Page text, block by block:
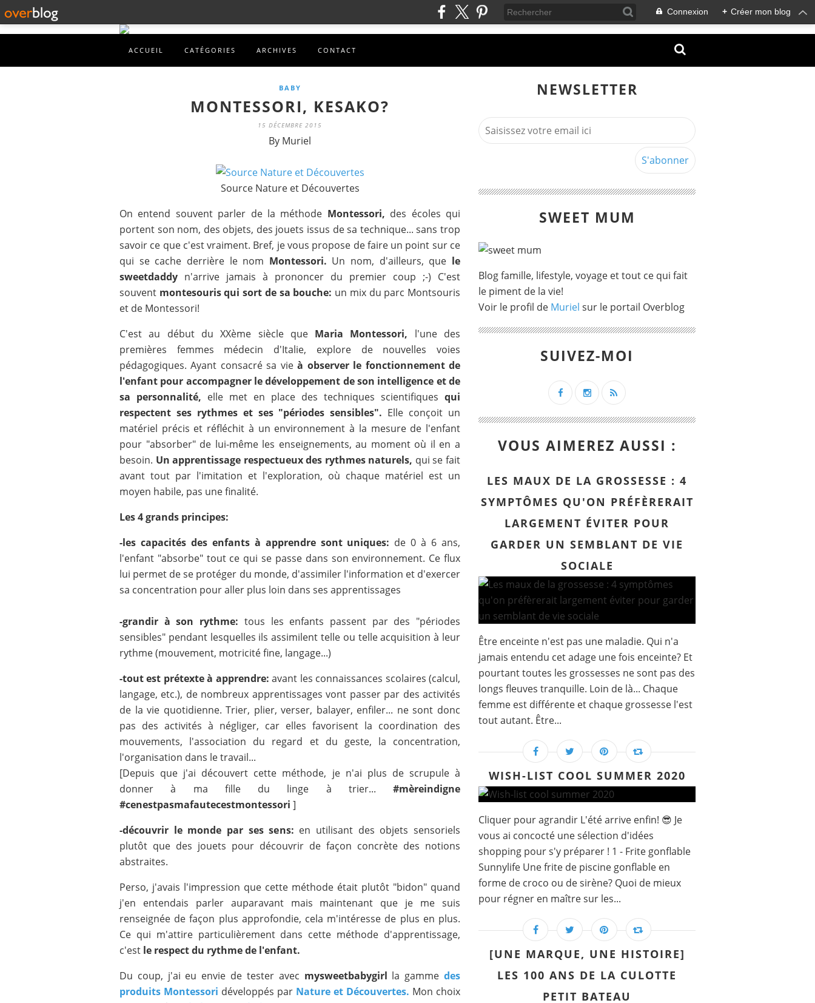
Connexion + Créer mon blog
ACCUEIL CATÉGORIES ARCHIVES CONTACT
BABY
MONTESSORI, KESAKO?
15 DÉCEMBRE 2015
By Muriel
Source Nature et Découvertes
On entend souvent parler de la méthode Montessori, des écoles qui
portent son nom, des objets, des jouets issus de sa technique... sans trop
savoir ce que c'est vraiment. Bref, je vous propose de faire un point sur ce
qui se cache derrière le nom Montessori. Un nom, d'ailleurs, que le
sweetdaddy n'arrive jamais à prononcer du premier coup ;-) C'est
souvent montesouris qui sort de sa bouche: un mix du parc Montsouris
et de Montessori!
C'est au début du XXème siècle que Maria Montessori, l'une des
premières femmes médecin d'Italie, explore de nouvelles voies
pédagogiques. Ayant consacré sa vieà observer le fonctionnement de
l'enfant pour accompagner le développement de son intelligence et de
sa personnalité, elle met en place des techniques scientifiques qui
respectent ses rythmes et ses "périodes sensibles". Elle conçoit un
matériel précis et réfléchit à un environnement à la mesure de l'enfant
pour "absorber" de lui-même les enseignements, au moment où il en a
besoin. Un apprentissage respectueux des rythmes naturels, qui se fait
avant tout par l'imitation et l'exploration, où chaque matériel est un
moyen habile, pas une finalité.
Les 4 grands principes:
-les capacités des enfants à apprendre sont uniques: de 0 à 6 ans,
l'enfant "absorbe" tout ce qui se passe dans son environnement. Ce flux
lui permet de se protéger du monde, d'assimiler l'information et d'exercer
sa concentration pour aller plus loin dans ses apprentissages
-grandir à son rythme: tous les enfants passent par des "périodes
sensibles" pendant lesquelles ils assimilent telle ou telle acquisition à leur
rythme (mouvement, motricité fine, langage...)
-tout est prétexte à apprendre: avant les connaissances scolaires (calcul,
langage, etc.), de nombreux apprentissages vont passer par des activités
de la vie quotidienne. Trier, plier, verser, balayer, enfiler... ne sont donc
pas des activités à négliger, car elles favorisent la coordination des
mouvements, l'association du regard et du geste, la concentration,
l'organisation dans le travail...
[Depuis que j'ai découvert cette méthode, je n'ai plus de scrupule à
donner à ma fille du linge à trier... #mèreindigne
#cenestpasmafautecestmontessori ]
-découvrir le monde par ses sens: en utilisant des objets sensoriels
plutôt que des jouets pour découvrir de façon concrète des notions
abstraites.
Perso, j'avais l'impression que cette méthode était plutôt "bidon" quand
j'en entendais parler auparavant mais maintenant que je me suis
renseignée de façon plus approfondie, cela m'intéresse de plus en plus.
Ce qui m'attire particulièrement dans cette méthode d'apprentissage,
c'est le respect du rythme de l'enfant.
Du coup, j'ai eu envie de tester avec mysweetbabygirl la gammedes
produits Montessori développés par Nature et Découvertes. Mon choix
NEWSLETTER
SWEET MUM
Blog famille, lifestyle, voyage et tout ce qui fait
le piment de la vie!
Voir le profil de Muriel sur le portail Overblog
SUIVEZ-MOI
VOUS AIMEREZ AUSSI :
LES MAUX DE LA GROSSESSE : 4
SYMPTÔMES QU'ON PRÉFÈRERAIT
LARGEMENT ÉVITER POUR
GARDER UN SEMBLANT DE VIE
SOCIALE
Être enceinte n'est pas une maladie. Qui n'a
jamais entendu cet adage une fois enceinte? Et
pourtant toutes les grossesses ne sont pas des
longs fleuves tranquille. Loin de là... Chaque
femme est différente et chaque grossesse l'est
tout autant. Être...
WISH-LIST COOL SUMMER 2020
Cliquer pour agrandir L'été arrive enfin! 😎 Je
vous ai concocté une sélection d'idées
shopping pour s'y préparer ! 1 - Frite gonflable
Sunnylife Une frite de piscine gonflable en
forme de croco ou de sirène? Quoi de mieux
pour régner en maître sur les...
[UNE MARQUE, UNE HISTOIRE]
LES 100 ANS DE LA CULOTTE
PETIT BATEAU